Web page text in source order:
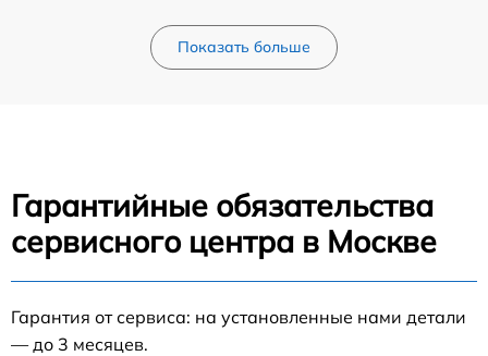
Показать больше
Гарантийные обязательства
сервисного центра в Москве
Гарантия от сервиса: на установленные нами детали
— до 3 месяцев.